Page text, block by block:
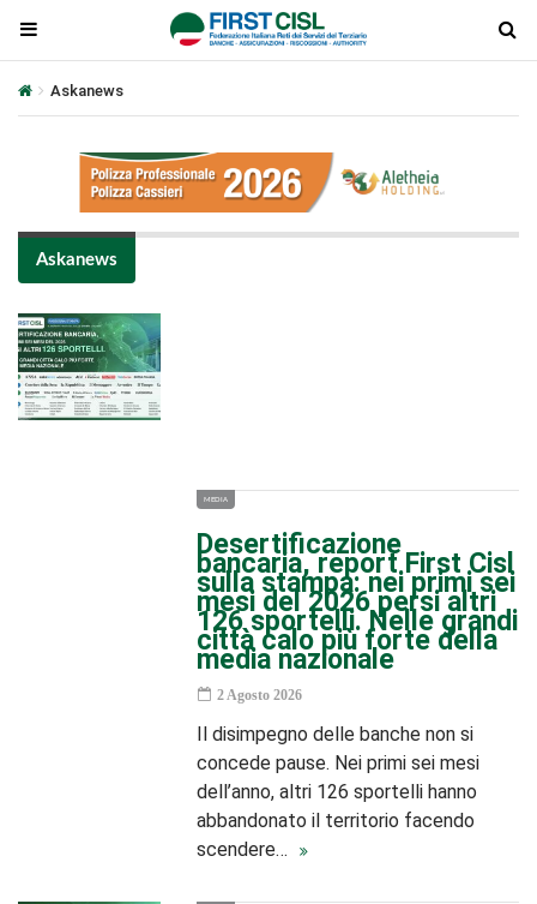
Askanews
Askanews
MEDIA
Desertificazione
bancaria, report First Cisl
sulla stampa: nei primi sei
mesi del 2026 persi altri
126 sportelli. Nelle grandi
città calo più forte della
media nazionale
2 Agosto 2026
Il disimpegno delle banche non si
concede pause. Nei primi sei mesi
dell’anno, altri 126 sportelli hanno
abbandonato il territorio facendo
scendere…